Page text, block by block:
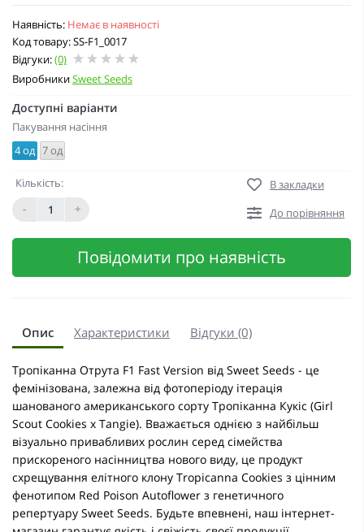
Наявність: Немає в наявності
Код товару: SS-F1_0017
Відгуки:(0)
ВиробникиSweet Seeds
Доступні варіанти
Пакування насіння
4 од 7 од
Кількість:
-
+
В закладки
До порівняння
Повідомити про наявність
Опис Характеристики Відгуки (0)
Тропіканна Отрута F1 Fast Version від Sweet Seeds - це
фемінізована, залежна від фотоперіоду ітерація
шанованого американського сорту Тропіканна Кукіс (Girl
Scout Cookies x Tangie). Вважається однією з найбільш
візуально привабливих рослин серед сімейства
прискореного насінництва нового виду, це продукт
схрещування елітного клону Tropicanna Cookies з цінним
фенотипом Red Poison Autoflower з генетичного
репертуару Sweet Seeds. Будьте впевнені, наш інтернет-